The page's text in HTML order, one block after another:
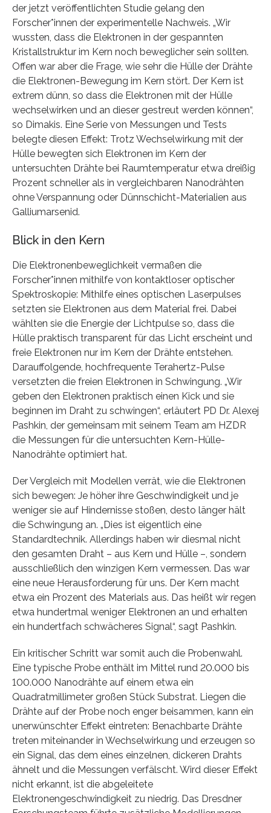
der jetzt veröffentlichten Studie gelang den
Forscher*innen der experimentelle Nachweis. „Wir
wussten, dass die Elektronen in der gespannten
Kristallstruktur im Kern noch beweglicher sein sollten.
Offen war aber die Frage, wie sehr die Hülle der Drähte
die Elektronen-Bewegung im Kern stört. Der Kern ist
extrem dünn, so dass die Elektronen mit der Hülle
wechselwirken und an dieser gestreut werden können“,
so Dimakis. Eine Serie von Messungen und Tests
belegte diesen Effekt: Trotz Wechselwirkung mit der
Hülle bewegten sich Elektronen im Kern der
untersuchten Drähte bei Raumtemperatur etwa dreißig
Prozent schneller als in vergleichbaren Nanodrähten
ohne Verspannung oder Dünnschicht-Materialien aus
Galliumarsenid.
Blick in den Kern
Die Elektronenbeweglichkeit vermaßen die
Forscher*innen mithilfe von kontaktloser optischer
Spektroskopie: Mithilfe eines optischen Laserpulses
setzten sie Elektronen aus dem Material frei. Dabei
wählten sie die Energie der Lichtpulse so, dass die
Hülle praktisch transparent für das Licht erscheint und
freie Elektronen nur im Kern der Drähte entstehen.
Darauffolgende, hochfrequente Terahertz-Pulse
versetzten die freien Elektronen in Schwingung. „Wir
geben den Elektronen praktisch einen Kick und sie
beginnen im Draht zu schwingen“, erläutert PD Dr. Alexej
Pashkin, der gemeinsam mit seinem Team am HZDR
die Messungen für die untersuchten Kern-Hülle-
Nanodrähte optimiert hat.
Der Vergleich mit Modellen verrät, wie die Elektronen
sich bewegen: Je höher ihre Geschwindigkeit und je
weniger sie auf Hindernisse stoßen, desto länger hält
die Schwingung an. „Dies ist eigentlich eine
Standardtechnik. Allerdings haben wir diesmal nicht
den gesamten Draht – aus Kern und Hülle –, sondern
ausschließlich den winzigen Kern vermessen. Das war
eine neue Herausforderung für uns. Der Kern macht
etwa ein Prozent des Materials aus. Das heißt wir regen
etwa hundertmal weniger Elektronen an und erhalten
ein hundertfach schwächeres Signal“, sagt Pashkin.
Ein kritischer Schritt war somit auch die Probenwahl.
Eine typische Probe enthält im Mittel rund 20.000 bis
100.000 Nanodrähte auf einem etwa ein
Quadratmillimeter großen Stück Substrat. Liegen die
Drähte auf der Probe noch enger beisammen, kann ein
unerwünschter Effekt eintreten: Benachbarte Drähte
treten miteinander in Wechselwirkung und erzeugen so
ein Signal, das dem eines einzelnen, dickeren Drahts
ähnelt und die Messungen verfälscht. Wird dieser Effekt
nicht erkannt, ist die abgeleitete
Elektronengeschwindigkeit zu niedrig. Das Dresdner